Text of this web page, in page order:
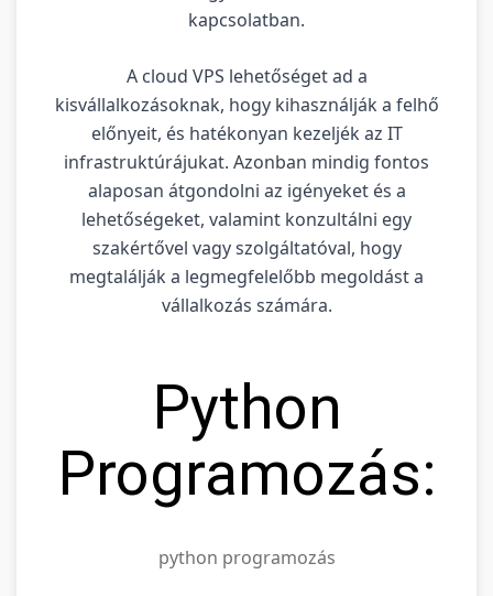
kapcsolatban.
A cloud VPS lehetőséget ad a
kisvállalkozásoknak, hogy kihasználják a felhő
előnyeit, és hatékonyan kezeljék az IT
infrastruktúrájukat. Azonban mindig fontos
alaposan átgondolni az igényeket és a
lehetőségeket, valamint konzultálni egy
szakértővel vagy szolgáltatóval, hogy
megtalálják a legmegfelelőbb megoldást a
vállalkozás számára.
Python
Programozás:
python programozás